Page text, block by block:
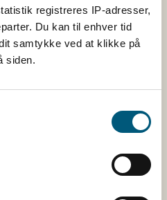
registreres IP-adresser,
Du kan til enhver tid
samtykke ved at klikke på
siden.
sig, skriger de højt og
på klovranden, kløft og
hornet adskilles.
på trynen, tungen eller